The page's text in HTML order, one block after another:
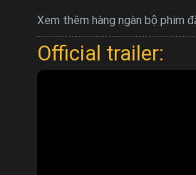
Xem thêm hàng ngàn bộ phim
Official trailer: